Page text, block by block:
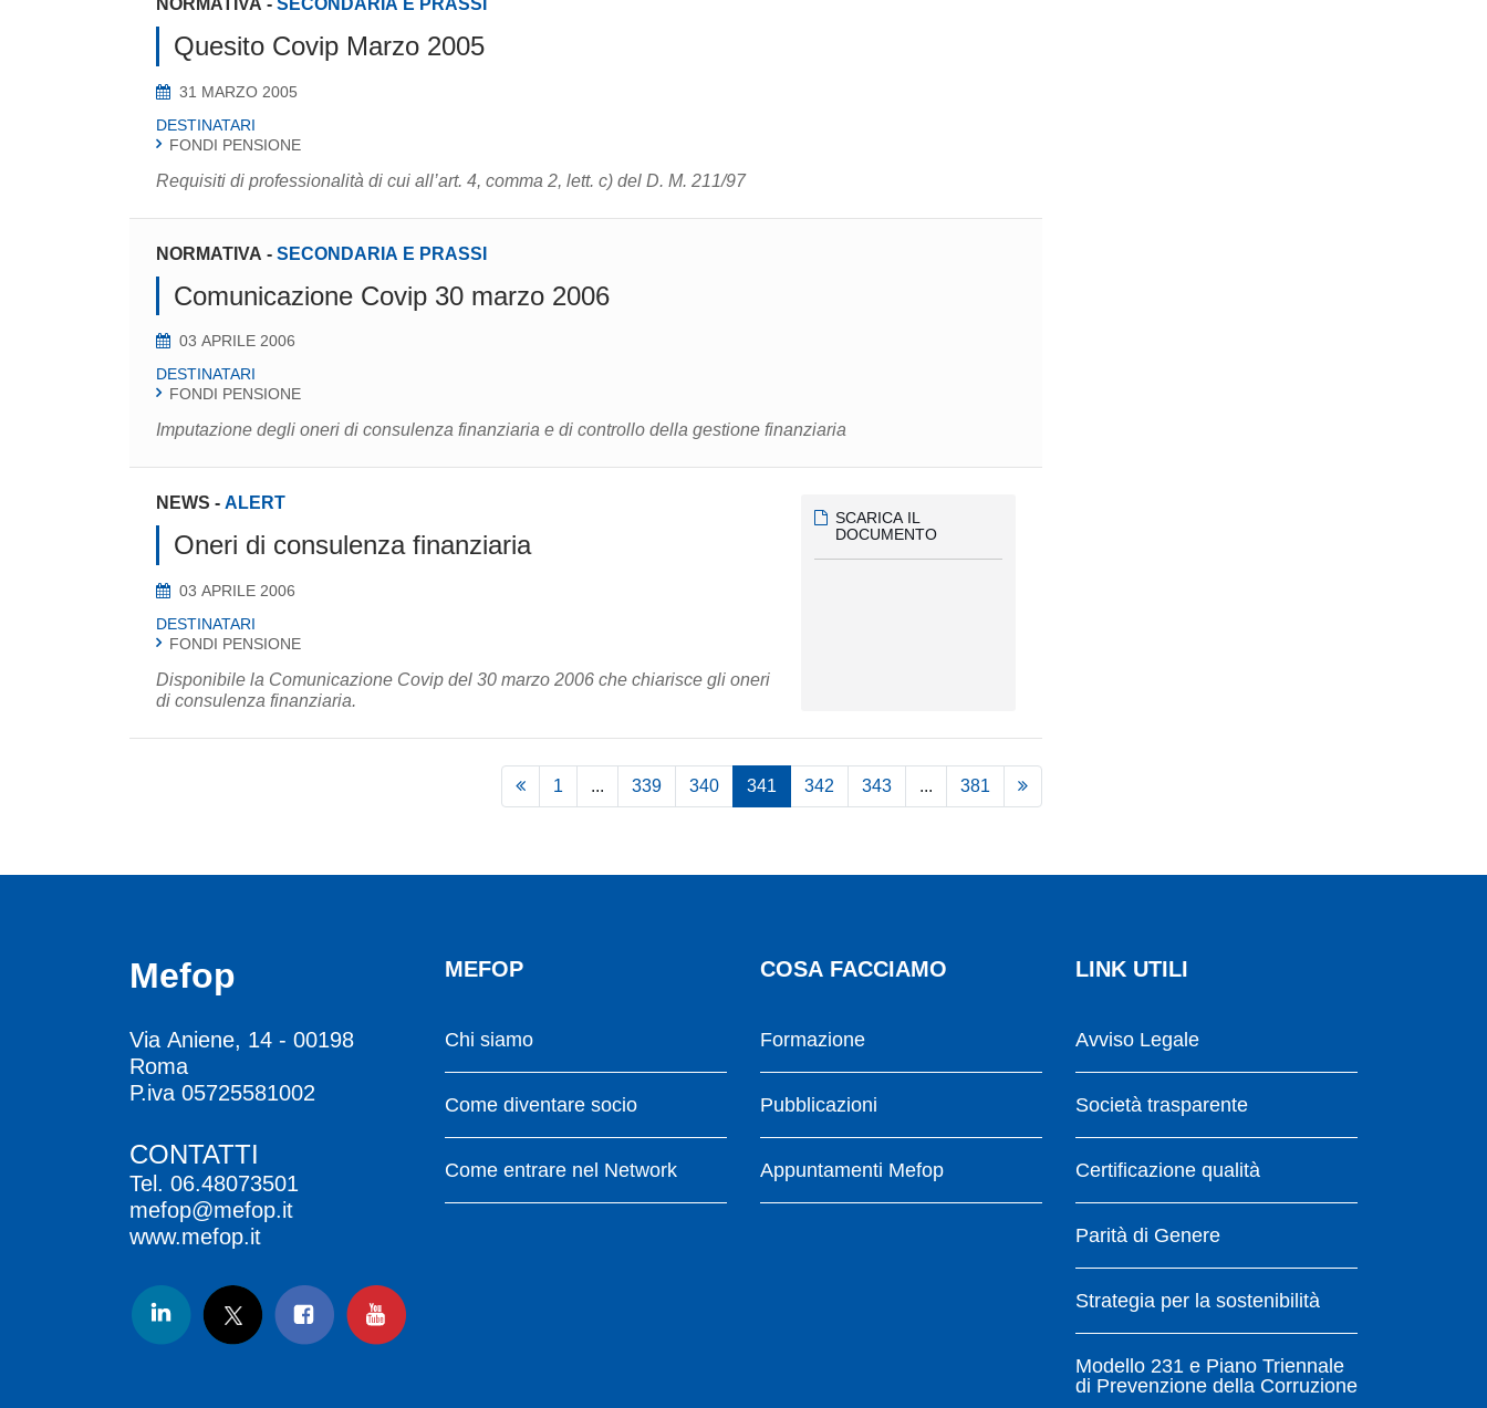
NORMATIVA - SECONDARIA E PRASSI
Quesito Covip Marzo 2005
31 MARZO 2005
DESTINATARI
FONDI PENSIONE
​Requisiti di professionalità di cui all’art. 4, comma 2, lett. c) del D. M. 211/97
NORMATIVA - SECONDARIA E PRASSI
Comunicazione Covip 30 marzo 2006
03 APRILE 2006
DESTINATARI
FONDI PENSIONE
Imputazione degli oneri di consulenza finanziaria e di controllo della gestione finanziaria
NEWS - ALERT
Oneri di consulenza finanziaria
03 APRILE 2006
DESTINATARI
FONDI PENSIONE
Disponibile la Comunicazione Covip del 30 marzo 2006 che chiarisce gli oneri
di consulenza finanziaria.
SCARICA IL
DOCUMENTO
1 ... 339 340 341 342 343 ... 381
Mefop
Via Aniene, 14 - 00198
Roma
P.iva 05725581002
CONTATTI
Tel. 06.48073501
mefop@mefop.it
www.mefop.it
MEFOP
Chi siamo
Come diventare socio
Come entrare nel Network
COSA FACCIAMO
Formazione
Pubblicazioni
Appuntamenti Mefop
LINK UTILI
Avviso Legale
Società trasparente
Certificazione qualità
Parità di Genere
Strategia per la sostenibilità
Modello 231 e Piano Triennale
di Prevenzione della Corruzione